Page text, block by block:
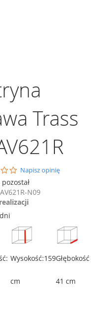
Trass
0.0
star
rating
Napisz opinię
pozostał
N09
Wysokość:159
cm
Głębokość
41 cm
Porównaj